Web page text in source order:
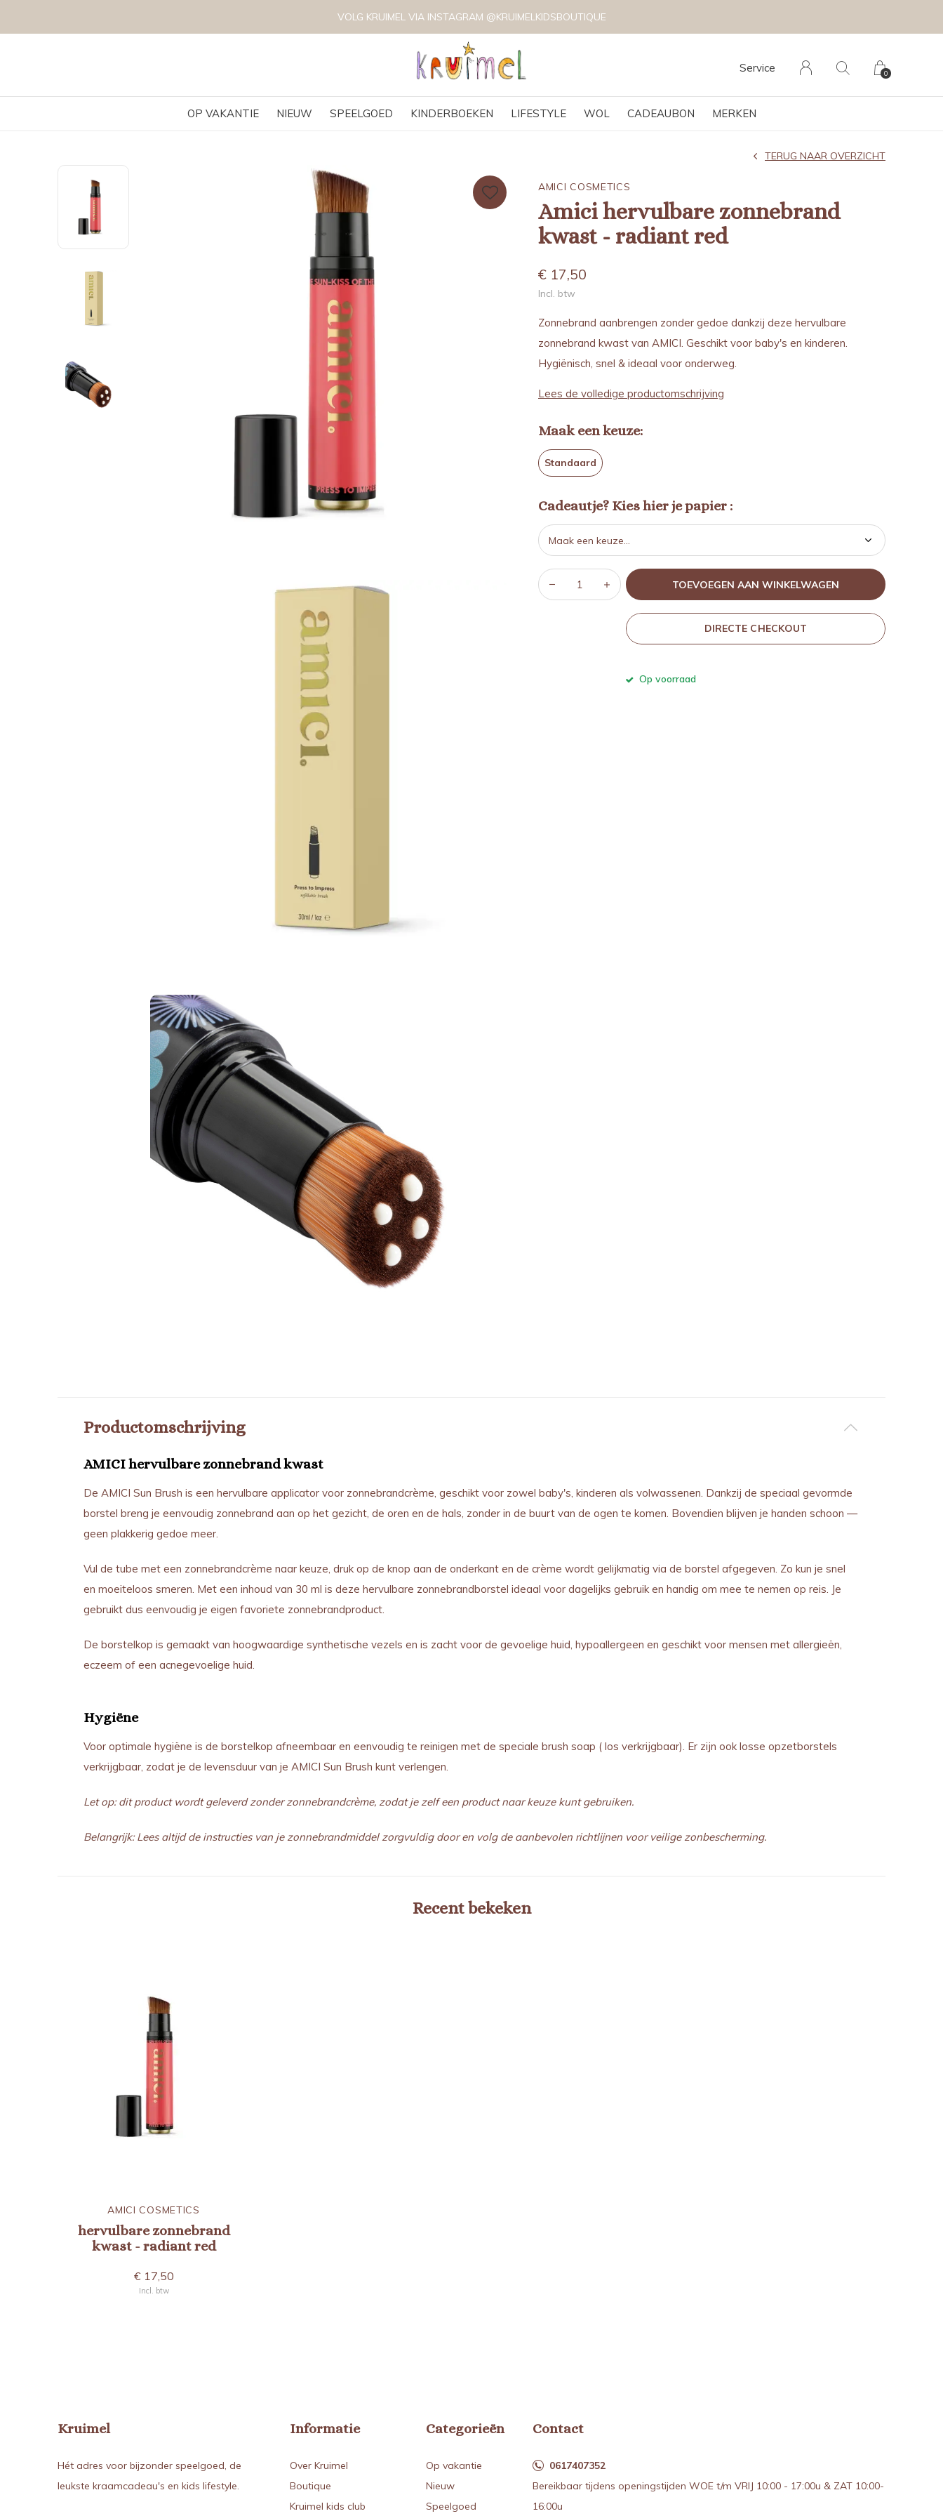
OP VAKANTIE NIEUW SPEELGOED KINDERBOEKEN LIFESTYLE WOL CADEAUBON MERKEN
Service 0
VOLG KRUIMEL VIA INSTAGRAM @KRUIMELKIDSBOUTIQUE
AMICI COSMETICS
Amici hervulbare zonnebrand
kwast - radiant red
TERUG NAAR OVERZICHT
€ 17,50
Incl. btw
Zonnebrand aanbrengen zonder gedoe dankzij deze hervulbare
zonnebrand kwast van AMICI. Geschikt voor baby's en kinderen.
Hygiënisch, snel & ideaal voor onderweg.
Lees de volledige productomschrijving
Maak een keuze:
Standaard
Cadeautje? Kies hier je papier :
TOEVOEGEN AAN WINKELWAGEN
DIRECTE CHECKOUT
Op voorraad
Productomschrijving
AMICI hervulbare zonnebrand kwast
De AMICI Sun Brush is een hervulbare applicator voor zonnebrandcrème, geschikt voor zowel baby's, kinderen als volwassenen. Dankzij de speciaal gevormde
borstel breng je eenvoudig zonnebrand aan op het gezicht, de oren en de hals, zonder in de buurt van de ogen te komen. Bovendien blijven je handen schoon —
geen plakkerig gedoe meer.
Vul de tube met een zonnebrandcrème naar keuze, druk op de knop aan de onderkant en de crème wordt gelijkmatig via de borstel afgegeven. Zo kun je snel
en moeiteloos smeren. Met een inhoud van 30 ml is deze hervulbare zonnebrandborstel ideaal voor dagelijks gebruik en handig om mee te nemen op reis. Je
gebruikt dus eenvoudig je eigen favoriete zonnebrandproduct.
De borstelkop is gemaakt van hoogwaardige synthetische vezels en is zacht voor de gevoelige huid, hypoallergeen en geschikt voor mensen met allergieën,
eczeem of een acnegevoelige huid.
Hygiëne
Voor optimale hygiëne is de borstelkop afneembaar en eenvoudig te reinigen met de speciale brush soap ( los verkrijgbaar). Er zijn ook losse opzetborstels
verkrijgbaar, zodat je de levensduur van je AMICI Sun Brush kunt verlengen.
Let op: dit product wordt geleverd zonder zonnebrandcrème, zodat je zelf een product naar keuze kunt gebruiken.
Belangrijk: Lees altijd de instructies van je zonnebrandmiddel zorgvuldig door en volg de aanbevolen richtlijnen voor veilige zonbescherming.
Recent bekeken
AMICI COSMETICS
hervulbare zonnebrand
kwast - radiant red
€ 17,50
Incl. btw
Kruimel
Hét adres voor bijzonder speelgoed, de
leukste kraamcadeau's en kids lifestyle.
Informatie
Over Kruimel
Boutique
Kruimel kids club
Categorieën
Op vakantie
Nieuw
Speelgoed
Contact
0617407352
Bereikbaar tijdens openingstijden WOE t/m VRIJ 10:00 - 17:00u & ZAT 10:00-
16:00u